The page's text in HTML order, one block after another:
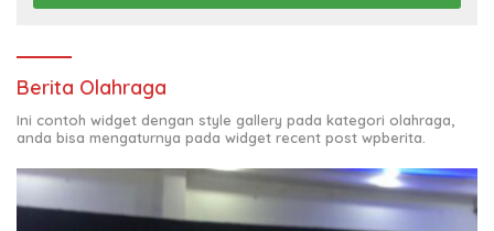
Berita Olahraga
Ini contoh widget dengan style gallery pada kategori olahraga,
anda bisa mengaturnya pada widget recent post wpberita.